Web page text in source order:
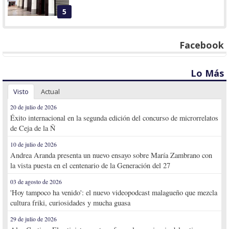
5
Facebook
Lo Más
Visto Actual
20 de julio de 2026
Éxito internacional en la segunda edición del concurso de microrrelatos
de Ceja de la Ñ
10 de julio de 2026
Andrea Aranda presenta un nuevo ensayo sobre María Zambrano con
la vista puesta en el centenario de la Generación del 27
03 de agosto de 2026
'Hoy tampoco ha venido': el nuevo videopodcast malagueño que mezcla
cultura friki, curiosidades y mucha guasa
29 de julio de 2026